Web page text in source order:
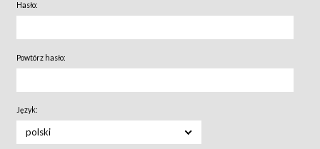
Hasło:
Powtórz hasło:
Język:
polski